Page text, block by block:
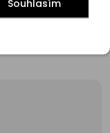
Souhlasím